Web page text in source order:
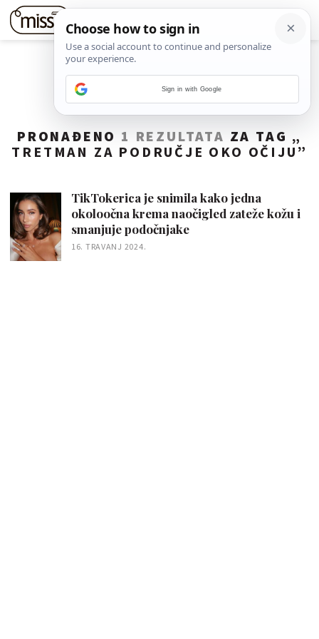
PRONAĐENO 1 REZULTATA ZA TAG „
TRETMAN ZA PODRUČJE OKO OČIJU ”
TikTokerica je snimila kako jedna
okoloočna krema naočigled zateže kožu i
smanjuje podočnjake
16. TRAVANJ 2024.
Sign in with Google